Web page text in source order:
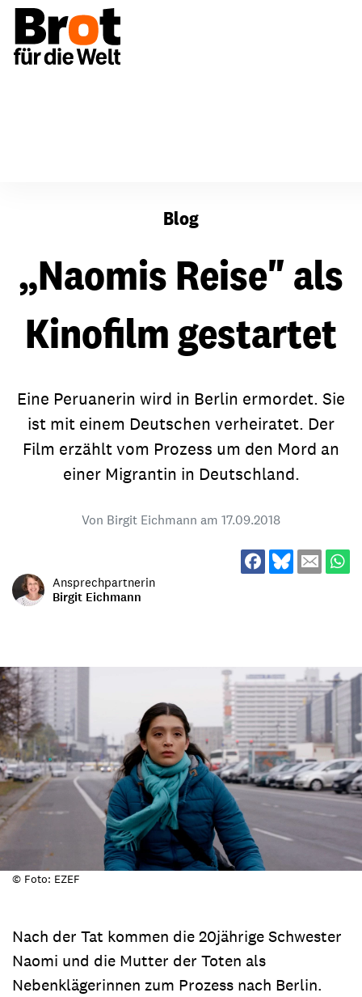
Blog
„Naomis Reise" als
Kinofilm gestartet
Eine Peruanerin wird in Berlin ermordet. Sie
ist mit einem Deutschen verheiratet. Der
Film erzählt vom Prozess um den Mord an
einer Migrantin in Deutschland.
Von Birgit Eichmann am 17.09.2018
Ansprechpartnerin
Birgit Eichmann
© Foto: EZEF
Nach der Tat kommen die 20jährige Schwester
Naomi und die Mutter der Toten als
Nebenklägerinnen zum Prozess nach Berlin.